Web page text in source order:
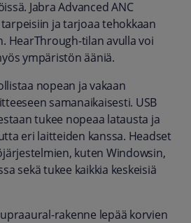
Jabra Advanced ANC
ja tarjoaa tehokkaan
HearThrough-tilan avulla voi
ympäristön ääniä.
nopean ja vakaan
samanaikaisesti. USB
tukee nopeaa latausta ja
eri laitteiden kanssa. Headset
kuten Windowsin,
sekä tukee kaikkia keskeisiä
rakenne lepää korvien